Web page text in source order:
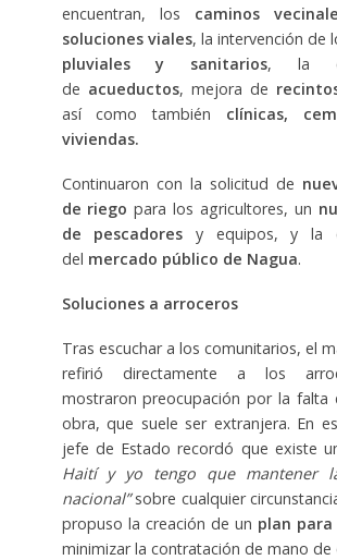
encuentran, los caminos
soluciones viales, la intervención de
pluviales y sanitarios, la
de acueductos, mejora de
así como también clínicas,
viviendas.
Continuaron con la solicitud de
de riego para los agricultores, un
de pescadores y equipos, y la
del mercado público de Nagua.
Soluciones a arroceros
Tras escuchar a los comunitarios, el
refirió directamente a los
mostraron preocupación por la falta
obra, que suele ser extranjera. En
jefe de Estado recordó que existe
Haití y yo tengo que mantener
nacional”sobre cualquier
propuso la creación de un plan
minimizar la contratación de mano de